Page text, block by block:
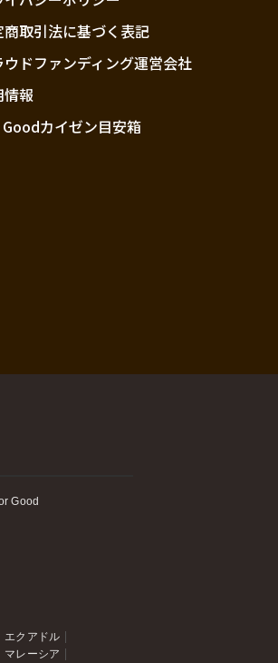
商取引法に基づく表記
ウドファンディング運営会社
情報
カイゼン目安箱
Good
エクアドル
マレーシア